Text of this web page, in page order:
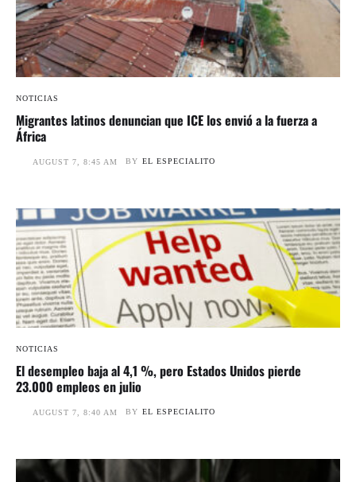
NOTICIAS
Migrantes latinos denuncian que ICE los envió a la fuerza a
África
AUGUST 7, 8:45 AM BY EL ESPECIALITO
NOTICIAS
El desempleo baja al 4,1 %, pero Estados Unidos pierde
23.000 empleos en julio
AUGUST 7, 8:40 AM BY EL ESPECIALITO